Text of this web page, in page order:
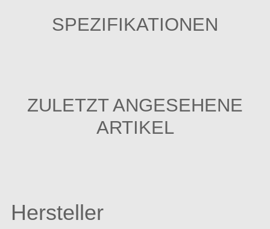
SPEZIFIKATIONEN
ZULETZT ANGESEHENE
ARTIKEL
Hersteller